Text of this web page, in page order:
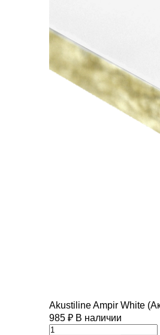
Akustiline Ampir White
985 ₽ В наличии